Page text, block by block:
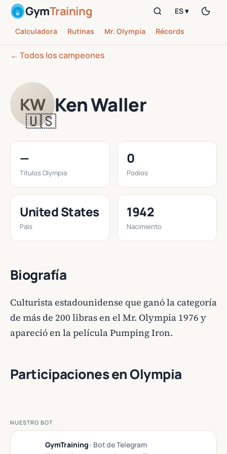
GymTraining
Calculadora Rutinas Mr. Olympia Récords
ES ▾
← Todos los campeones
KW
🇺🇸
Ken Waller
—
Títulos Olympia
0
Podios
United States
País
1942
Nacimiento
Biografía
Culturista estadounidense que ganó la categoría
de más de 200 libras en el Mr. Olympia 1976 y
apareció en la película Pumping Iron.
Participaciones en Olympia
NUESTRO BOT
GymTraining · Bot de Telegram